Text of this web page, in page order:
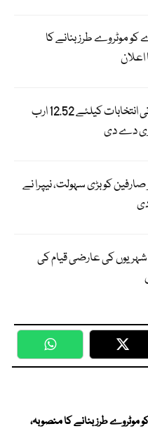
کو موٹروے طرز بنانے کا
پنجاب حکومت نے بلدیاتی انتخابات کیلئے 12.52 ارب
دے دی
کو بڑی سہولت، نیپرا نے
شہریوں کی عارضی قیام کی
WhatsApp
موٹروے طرز بنانے کا منصوبہ،